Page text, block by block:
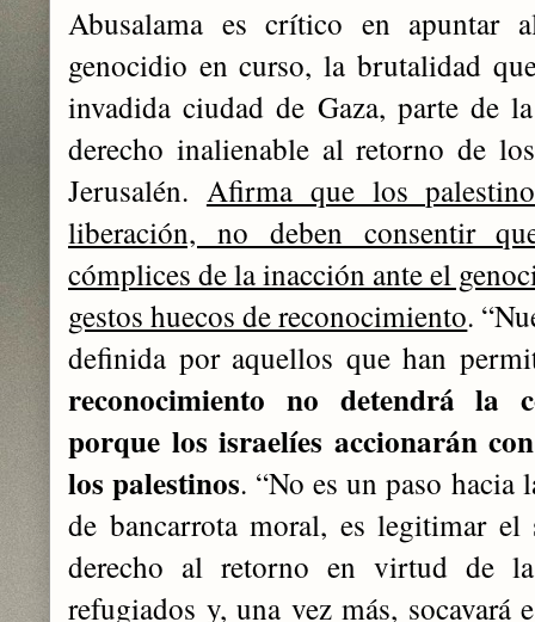
Abusalama es crítico en apuntar
genocidio en curso, la brutalidad
invadida ciudad de Gaza, parte de
derecho inalienable al retorno de
Jerusalén. Afirma que los
liberación, no deben consentir
cómplices de la inacción ante el
gestos huecos de reconocimiento.
definida por aquellos que han
reconocimiento no detendrá la
porque los israelíes accionarán
los palestinos. “No es un paso
de bancarrota moral, es legitimar
derecho al retorno en virtud de
refugiados y, una vez más, socavará